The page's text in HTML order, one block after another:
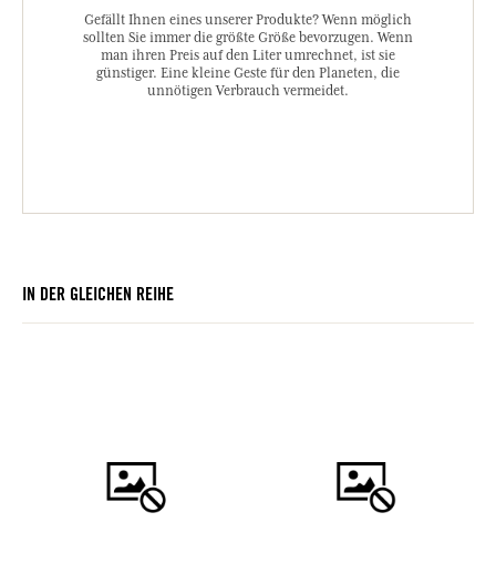
Gefällt Ihnen eines unserer Produkte? Wenn möglich
sollten Sie immer die größte Größe bevorzugen. Wenn
man ihren Preis auf den Liter umrechnet, ist sie
günstiger. Eine kleine Geste für den Planeten, die
unnötigen Verbrauch vermeidet.
IN DER GLEICHEN REIHE